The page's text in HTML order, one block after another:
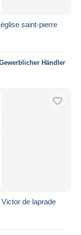
saint-pierre
Händler
de laprade